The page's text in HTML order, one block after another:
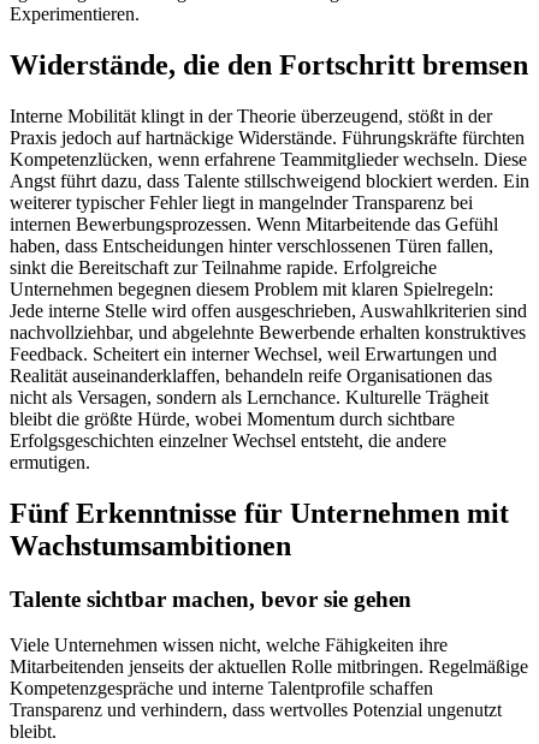
Experimentieren.
Widerstände, die den Fortschritt bremsen
Interne Mobilität klingt in der Theorie überzeugend, stößt in der
Praxis jedoch auf hartnäckige Widerstände. Führungskräfte fürchten
Kompetenzlücken, wenn erfahrene Teammitglieder wechseln. Diese
Angst führt dazu, dass Talente stillschweigend blockiert werden. Ein
weiterer typischer Fehler liegt in mangelnder Transparenz bei
internen Bewerbungsprozessen. Wenn Mitarbeitende das Gefühl
haben, dass Entscheidungen hinter verschlossenen Türen fallen,
sinkt die Bereitschaft zur Teilnahme rapide. Erfolgreiche
Unternehmen begegnen diesem Problem mit klaren Spielregeln:
Jede interne Stelle wird offen ausgeschrieben, Auswahlkriterien sind
nachvollziehbar, und abgelehnte Bewerbende erhalten konstruktives
Feedback. Scheitert ein interner Wechsel, weil Erwartungen und
Realität auseinanderklaffen, behandeln reife Organisationen das
nicht als Versagen, sondern als Lernchance. Kulturelle Trägheit
bleibt die größte Hürde, wobei Momentum durch sichtbare
Erfolgsgeschichten einzelner Wechsel entsteht, die andere
ermutigen.
Fünf Erkenntnisse für Unternehmen mit
Wachstumsambitionen
Talente sichtbar machen, bevor sie gehen
Viele Unternehmen wissen nicht, welche Fähigkeiten ihre
Mitarbeitenden jenseits der aktuellen Rolle mitbringen. Regelmäßige
Kompetenzgespräche und interne Talentprofile schaffen
Transparenz und verhindern, dass wertvolles Potenzial ungenutzt
bleibt.